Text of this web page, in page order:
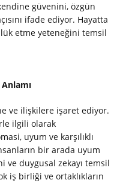
güvenini, özgün
ifade ediyor. Hayatta
etme yeteneğini temsil
ve ilişkilere işaret ediyor.
ilgili olarak
uyum ve karşılıklı
bir arada uyum
ve duygusal zekayı temsil
iş birliği ve ortaklıkların